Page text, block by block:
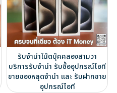
รับจำนำโน๊ตบุ๊คคลองสามวา
บริการรับจำนำ รับซื้ออุปกรณ์ไอที
ขายของหลุดจำนำ และ รับฝากขาย
อุปกรณ์ไอที